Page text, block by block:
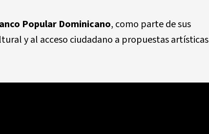
Popular Dominicano, como parte de sus
y al acceso ciudadano a propuestas artísticas